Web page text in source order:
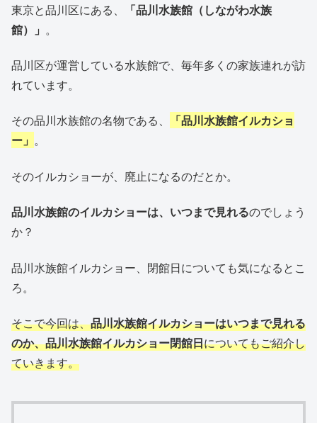
東京と品川区にある、
「品川水族館（しながわ水族
館）」 。
品川区が運営している水族館で、毎年多くの家族連れが訪
れています。
その品川水族館の名物である、
「品川水族館イルカショ
ー」 。
そのイルカショーが、廃止になるのだとか。
品川水族館のイルカショーは、いつまで見れるのでしょう
か？
品川水族館イルカショー、閉館日についても気になるとこ
ろ。
そこで今回は、品川水族館イルカショーはいつまで見れる
のか、品川水族館イルカショー閉館日についてもご紹介し
ていきます。